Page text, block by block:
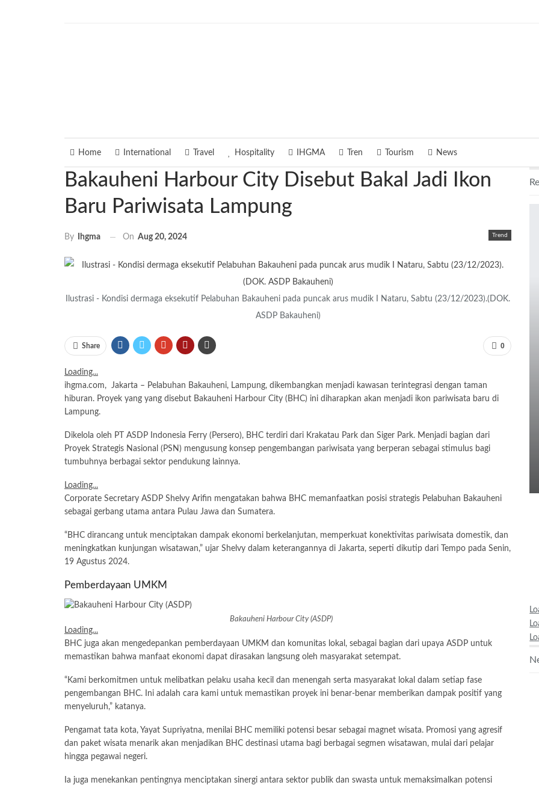
Home International Travel Hospitality IHGMA Tren Tourism News
Bakauheni Harbour City Disebut Bakal Jadi Ikon
Baru Pariwisata Lampung
Trend
By Ihgma On Aug 20, 2024
Ilustrasi - Kondisi dermaga eksekutif Pelabuhan Bakauheni pada puncak arus mudik I Nataru, Sabtu (23/12/2023).(DOK.
ASDP Bakauheni)
0
Share
Loading...
ihgma.com, Jakarta – Pelabuhan Bakauheni, Lampung, dikembangkan menjadi kawasan terintegrasi dengan taman
hiburan. Proyek yang yang disebut Bakauheni Harbour City (BHC) ini diharapkan akan menjadi ikon pariwisata baru di
Lampung.
Dikelola oleh PT ASDP Indonesia Ferry (Persero), BHC terdiri dari Krakatau Park dan Siger Park. Menjadi bagian dari
Proyek Strategis Nasional (PSN) mengusung konsep pengembangan pariwisata yang berperan sebagai stimulus bagi
tumbuhnya berbagai sektor pendukung lainnya.
Loading...
Corporate Secretary ASDP Shelvy Arifin mengatakan bahwa BHC memanfaatkan posisi strategis Pelabuhan Bakauheni
sebagai gerbang utama antara Pulau Jawa dan Sumatera.
“BHC dirancang untuk menciptakan dampak ekonomi berkelanjutan, memperkuat konektivitas pariwisata domestik, dan
meningkatkan kunjungan wisatawan,” ujar Shelvy dalam keterangannya di Jakarta, seperti dikutip dari Tempo pada Senin,
19 Agustus 2024.
Pemberdayaan UMKM
Bakauheni Harbour City (ASDP)
Loading...
BHC juga akan mengedepankan pemberdayaan UMKM dan komunitas lokal, sebagai bagian dari upaya ASDP untuk
memastikan bahwa manfaat ekonomi dapat dirasakan langsung oleh masyarakat setempat.
“Kami berkomitmen untuk melibatkan pelaku usaha kecil dan menengah serta masyarakat lokal dalam setiap fase
pengembangan BHC. Ini adalah cara kami untuk memastikan proyek ini benar-benar memberikan dampak positif yang
menyeluruh,” katanya.
Pengamat tata kota, Yayat Supriyatna, menilai BHC memiliki potensi besar sebagai magnet wisata. Promosi yang agresif
dan paket wisata menarik akan menjadikan BHC destinasi utama bagi berbagai segmen wisatawan, mulai dari pelajar
hingga pegawai negeri.
Ia juga menekankan pentingnya menciptakan sinergi antara sektor publik dan swasta untuk memaksimalkan potensi